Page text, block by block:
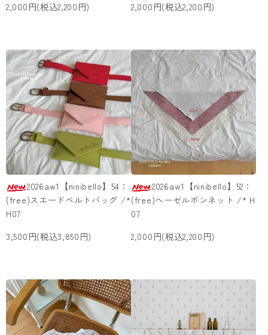
2,000円(税込2,200円)
2,000円(税込2,200円)
2026aw1【ninibello】54：
(free)スエードベルトバッグ /*
H07
3,500円(税込3,850円)
2026aw1【ninibello】52：
(free)ヘーゼルボンネット /* H
07
2,000円(税込2,200円)